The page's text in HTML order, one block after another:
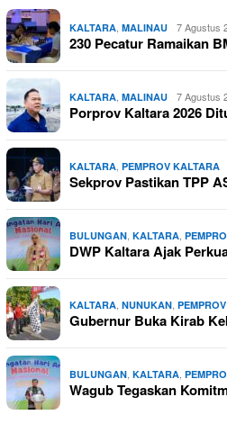
KALTARA, MALINAU 7 Agustus
230 Pecatur Ramaikan
KALTARA, MALINAU 7 Agustus
Porprov Kaltara 2026
KALTARA, PEMPROV KALTARA
Sekprov Pastikan TPP
BULUNGAN, KALTARA,
DWP Kaltara Ajak
KALTARA, NUNUKAN,
Gubernur Buka Kirab
BULUNGAN, KALTARA,
Wagub Tegaskan